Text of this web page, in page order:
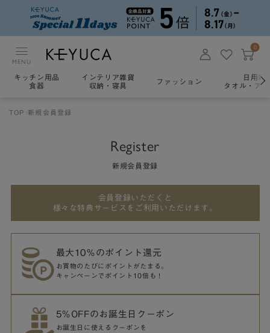
MENU
0
キッチン用品
食器
インテリア雑貨
収納・寝具
ファッション
日用雑
タオル・ア
TOP 新規会員登録
Register
新規会員登録
会員登録いただくと
様々な特典サービスをご利用いただけます。
最大10％のポイント還元
お買物のたびにポイントがたまる。
キャンペーンでポイント10倍も！
5％OFFのお誕生日クーポン
お誕生日に使えるクーポンを